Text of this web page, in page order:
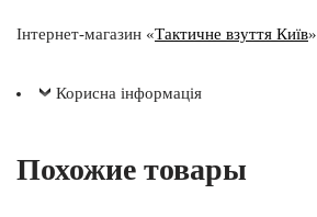
Інтернет-магазин «Тактичне взуття Київ»
Корисна інформація
Похожие товары